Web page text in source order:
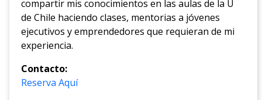
compartir mis conocimientos en las aulas de la U
de Chile haciendo clases, mentorias a jóvenes
ejecutivos y emprendedores que requieran de mi
experiencia.
Contacto:
Reserva Aquí